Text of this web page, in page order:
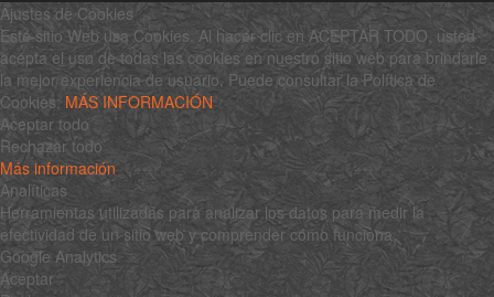
Ajustes de Cookies
Este sitio Web usa Cookies. Al hacer clic en ACEPTAR TODO, usted
acepta el uso de todas las cookies en nuestro sitio web para brindarle
la mejor experiencia de usuario. Puede consultar la Política de
Cookies: MÁS INFORMACIÓN
Aceptar todo
Rechazar todo
Más información
Analíticas
Herramientas utilizadas para analizar los datos para medir la
efectividad de un sitio web y comprender cómo funciona.
Google Analytics
Aceptar